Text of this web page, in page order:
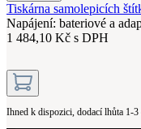
Tiskárna samolepicích
Napájení: bateriové a
1 484,10 Kč s DPH
Ihned k dispozici, dodací lhůta 1-3